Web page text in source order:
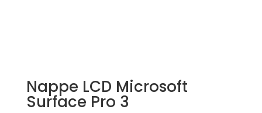
Nappe LCD Microsoft
Surface Pro 3